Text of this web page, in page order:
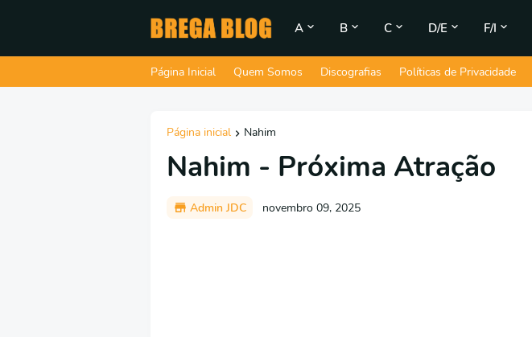
A B C D/E F/I
Página Inicial Quem Somos Discografias Políticas de Privacidade
Página inicial Nahim
Nahim - Próxima Atração
Admin JDC novembro 09, 2025